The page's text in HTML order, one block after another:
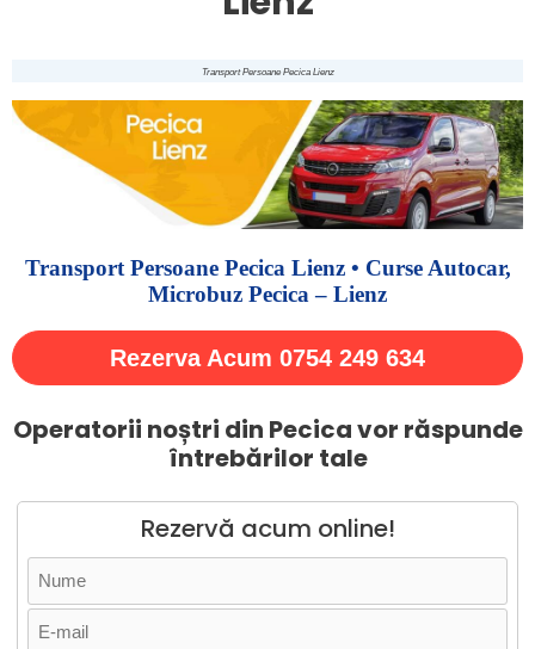
Transport Persoane Pecica Lienz
Transport Persoane Pecica Lienz • Curse Autocar,
Microbuz Pecica – Lienz
Rezerva Acum 0754 249 634
Operatorii noștri din Pecica vor răspunde
întrebărilor tale
Rezervă acum online!